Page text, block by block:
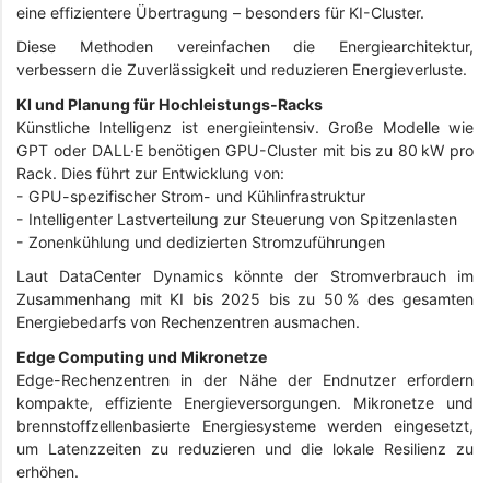
eine effizientere Übertragung – besonders für KI-Cluster.
Diese Methoden vereinfachen die Energiearchitektur,
verbessern die Zuverlässigkeit und reduzieren Energieverluste.
KI und Planung für Hochleistungs-Racks
Künstliche Intelligenz ist energieintensiv. Große Modelle wie
GPT oder DALL·E benötigen GPU-Cluster mit bis zu 80 kW pro
Rack. Dies führt zur Entwicklung von:
- GPU-spezifischer Strom- und Kühlinfrastruktur
- Intelligenter Lastverteilung zur Steuerung von Spitzenlasten
- Zonenkühlung und dedizierten Stromzuführungen
Laut DataCenter Dynamics könnte der Stromverbrauch im
Zusammenhang mit KI bis 2025 bis zu 50 % des gesamten
Energiebedarfs von Rechenzentren ausmachen.
Edge Computing und Mikronetze
Edge-Rechenzentren in der Nähe der Endnutzer erfordern
kompakte, effiziente Energieversorgungen. Mikronetze und
brennstoffzellenbasierte Energiesysteme werden eingesetzt,
um Latenzzeiten zu reduzieren und die lokale Resilienz zu
erhöhen.